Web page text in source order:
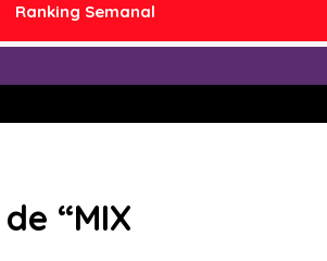
Ranking Semanal
“MIX